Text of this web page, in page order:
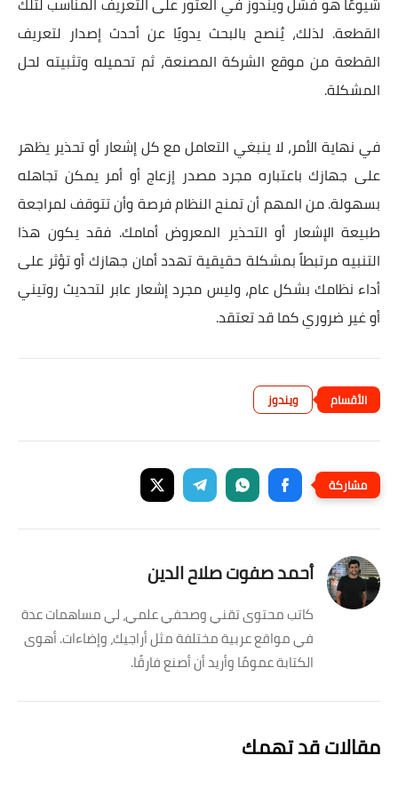
القطعة. لذلك، يُنصح بالبحث يدويًا عن أحدث إصدار لتعريف
القطعة من موقع الشركة المصنعة، ثم تحميله وتثبيته لحل
المشكلة.
في نهاية الأمر، لا ينبغي التعامل مع كل إشعار أو تحذير يظهر
على جهازك باعتباره مجرد مصدر إزعاج أو أمر يمكن تجاهله
بسهولة. من المهم أن تمنح النظام فرصة وأن تتوقف لمراجعة
طبيعة الإشعار أو التحذير المعروض أمامك. فقد يكون هذا
التنبيه مرتبطاً بمشكلة حقيقية تهدد أمان جهازك أو تؤثر على
أداء نظامك بشكل عام، وليس مجرد إشعار عابر لتحديث روتيني
أو غير ضروري كما قد تعتقد.
ويندوز
أحمد صفوت صلاح الدين
كاتب محتوى تقني وصحفي علمي، لي مساهمات عدة
في مواقع عربية مختلفة مثل أراجيك، وإضاءات. أهوى
الكتابة عمومًا وأريد أن أصنع فارقًا.
مقالات قد تهمك